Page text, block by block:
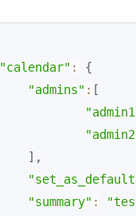
"calendar" :
{
"admins" : [
] ,
"summary" :